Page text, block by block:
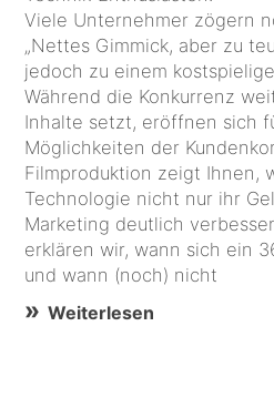
Viele Unternehmer zögern
„Nettes Gimmick, aber zu
jedoch zu einem
Während die Konkurrenz
Inhalte setzt, eröffnen sich
Möglichkeiten der
Filmproduktion zeigt Ihnen,
Technologie nicht nur ihr
Marketing deutlich verbessert. In diesem
erklären wir, wann sich ein
und wann (noch) nicht
Weiterlesen